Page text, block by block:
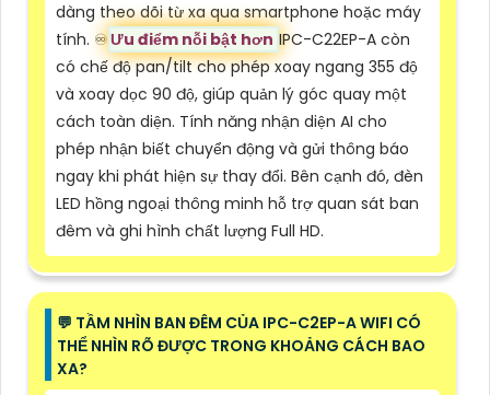
dàng theo dõi từ xa qua smartphone hoặc máy
tính. ♾Ưu điểm nỗi bật hơn IPC-C22EP-A còn
có chế độ pan/tilt cho phép xoay ngang 355 độ
và xoay dọc 90 độ, giúp quản lý góc quay một
cách toàn diện. Tính năng nhận diện AI cho
phép nhận biết chuyển động và gửi thông báo
ngay khi phát hiện sự thay đổi. Bên cạnh đó, đèn
LED hồng ngoại thông minh hỗ trợ quan sát ban
đêm và ghi hình chất lượng Full HD.
️💬 TẦM NHÌN BAN ĐÊM CỦA IPC-C2EP-A WIFI CÓ
THỂ NHÌN RÕ ĐƯỢC TRONG KHOẢNG CÁCH BAO
XA?